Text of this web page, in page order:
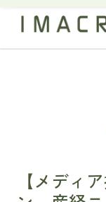
【メディ